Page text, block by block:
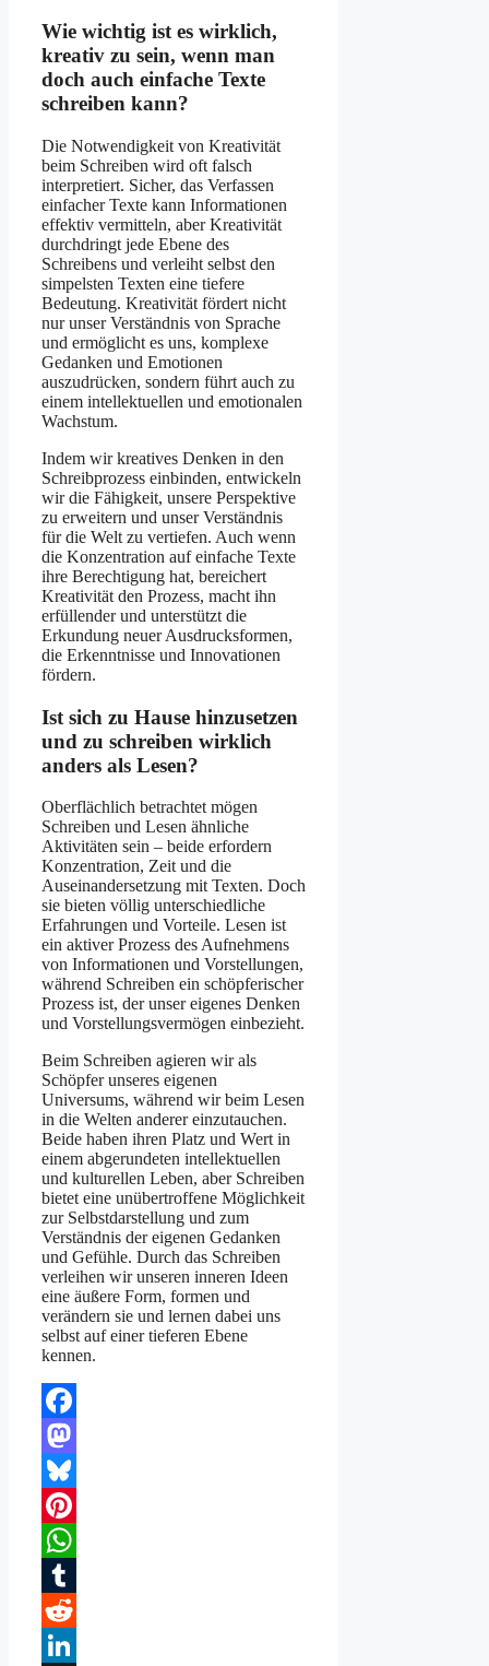
Wie wichtig ist es wirklich,
kreativ zu sein, wenn man
doch auch einfache Texte
schreiben kann?
Die Notwendigkeit von Kreativität
beim Schreiben wird oft falsch
interpretiert. Sicher, das Verfassen
einfacher Texte kann Informationen
effektiv vermitteln, aber Kreativität
durchdringt jede Ebene des
Schreibens und verleiht selbst den
simpelsten Texten eine tiefere
Bedeutung. Kreativität fördert nicht
nur unser Verständnis von Sprache
und ermöglicht es uns, komplexe
Gedanken und Emotionen
auszudrücken, sondern führt auch zu
einem intellektuellen und emotionalen
Wachstum.
Indem wir kreatives Denken in den
Schreibprozess einbinden, entwickeln
wir die Fähigkeit, unsere Perspektive
zu erweitern und unser Verständnis
für die Welt zu vertiefen. Auch wenn
die Konzentration auf einfache Texte
ihre Berechtigung hat, bereichert
Kreativität den Prozess, macht ihn
erfüllender und unterstützt die
Erkundung neuer Ausdrucksformen,
die Erkenntnisse und Innovationen
fördern.
Ist sich zu Hause hinzusetzen
und zu schreiben wirklich
anders als Lesen?
Oberflächlich betrachtet mögen
Schreiben und Lesen ähnliche
Aktivitäten sein – beide erfordern
Konzentration, Zeit und die
Auseinandersetzung mit Texten. Doch
sie bieten völlig unterschiedliche
Erfahrungen und Vorteile. Lesen ist
ein aktiver Prozess des Aufnehmens
von Informationen und Vorstellungen,
während Schreiben ein schöpferischer
Prozess ist, der unser eigenes Denken
und Vorstellungsvermögen einbezieht.
Beim Schreiben agieren wir als
Schöpfer unseres eigenen
Universums, während wir beim Lesen
in die Welten anderer einzutauchen.
Beide haben ihren Platz und Wert in
einem abgerundeten intellektuellen
und kulturellen Leben, aber Schreiben
bietet eine unübertroffene Möglichkeit
zur Selbstdarstellung und zum
Verständnis der eigenen Gedanken
und Gefühle. Durch das Schreiben
verleihen wir unseren inneren Ideen
eine äußere Form, formen und
verändern sie und lernen dabei uns
selbst auf einer tieferen Ebene
kennen.
Facebook
Mastodon
Bluesky
Pinterest
WhatsApp
Tumblr
Reddit